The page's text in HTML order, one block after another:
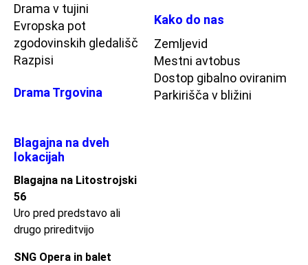
Drama v tujini
Evropska pot
zgodovinskih gledališč
Razpisi
Drama Trgovina
Kako do nas
Zemljevid
Mestni avtobus
Dostop gibalno oviranim
Parkirišča v bližini
Blagajna na dveh
lokacijah
Blagajna na Litostrojski
56
Uro pred predstavo ali
drugo prireditvijo
SNG Opera in balet